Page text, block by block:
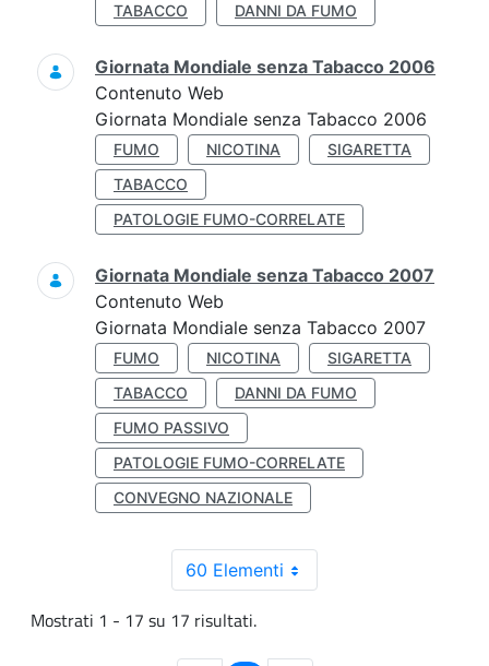
TABACCO
DANNI DA FUMO
Giornata Mondiale senza Tabacco 2006
Contenuto Web
Giornata Mondiale senza Tabacco 2006
FUMO NICOTINA
SIGARETTA
TABACCO
PATOLOGIE FUMO-CORRELATE
Giornata Mondiale senza Tabacco 2007
Contenuto Web
Giornata Mondiale senza Tabacco 2007
FUMO NICOTINA
SIGARETTA
TABACCO
DANNI DA FUMO
FUMO PASSIVO
PATOLOGIE FUMO-CORRELATE
CONVEGNO NAZIONALE
60 Elementi
Mostrati 1 - 17 su 17 risultati.